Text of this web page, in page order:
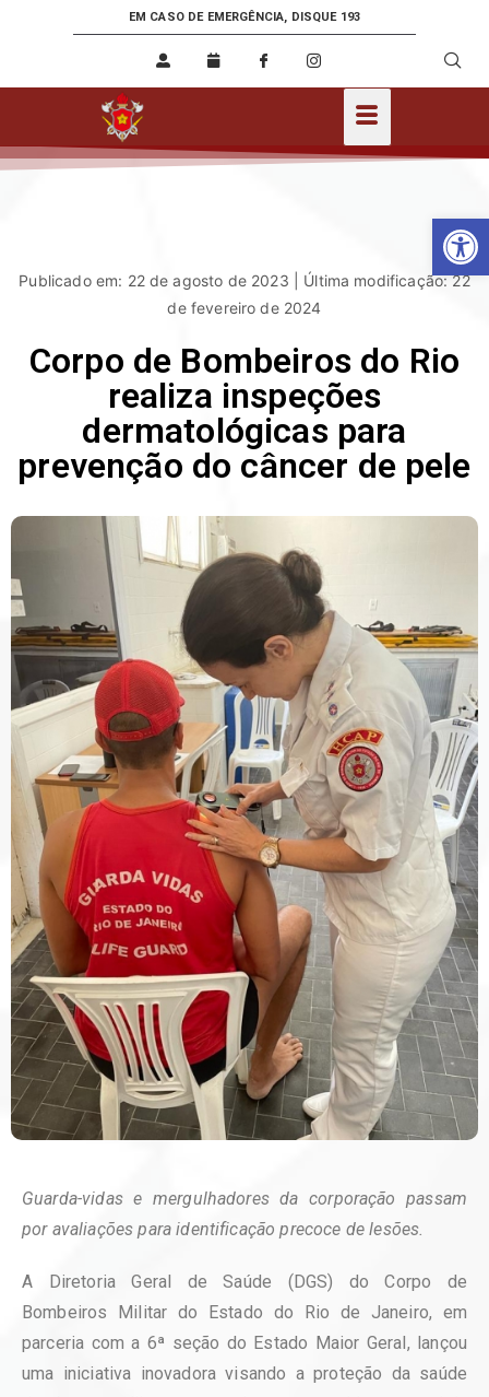
EM CASO DE EMERGÊNCIA, DISQUE 193
Publicado em: 22 de agosto de 2023 | Última modificação: 22
de fevereiro de 2024
Corpo de Bombeiros do Rio
realiza inspeções
dermatológicas para
prevenção do câncer de pele
Guarda-vidas e mergulhadores da corporação passam
por avaliações para identificação precoce de lesões.
A Diretoria Geral de Saúde (DGS) do Corpo de
Bombeiros Militar do Estado do Rio de Janeiro, em
parceria com a 6ª seção do Estado Maior Geral, lançou
uma iniciativa inovadora visando a proteção da saúde